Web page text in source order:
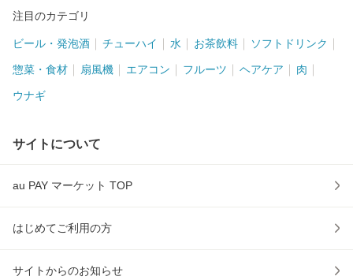
注目のカテゴリ
ビール・発泡酒 チューハイ 水 お茶飲料 ソフトドリンク
惣菜・食材 扇風機 エアコン フルーツ ヘアケア 肉
ウナギ
サイトについて
au PAY マーケット TOP
はじめてご利用の方
サイトからのお知らせ